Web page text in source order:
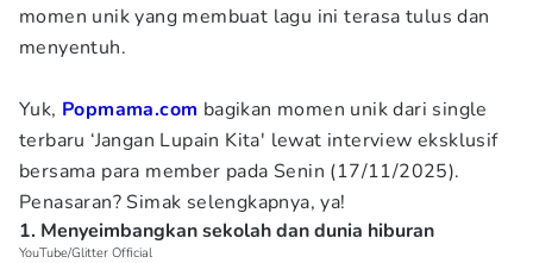
momen unik yang membuat lagu ini terasa tulus dan
menyentuh.
Yuk, Popmama.com bagikan momen unik dari single
terbaru ‘Jangan Lupain Kita' lewat interview eksklusif
bersama para member pada Senin (17/11/2025).
Penasaran? Simak selengkapnya, ya!
1. Menyeimbangkan sekolah dan dunia hiburan
YouTube/Glitter Official